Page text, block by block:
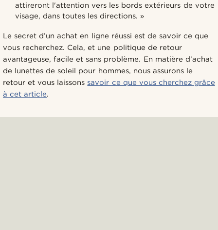
attireront l'attention vers les bords extérieurs de votre
visage, dans toutes les directions. »
Le secret d’un achat en ligne réussi est de savoir ce que
vous recherchez. Cela, et une politique de retour
avantageuse, facile et sans problème. En matière d’achat
de lunettes de soleil pour hommes, nous assurons le
retour et vous laissons savoir ce que vous cherchez grâce
à cet article.